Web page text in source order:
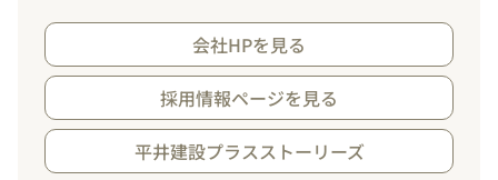
会社HPを見る
採用情報ページを見る
平井建設プラスストーリーズ